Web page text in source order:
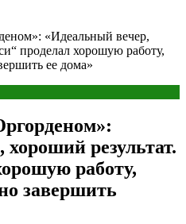
«Идеальный вечер,
проделал хорошую работу,
ее дома»
результат.
работу,
завершить